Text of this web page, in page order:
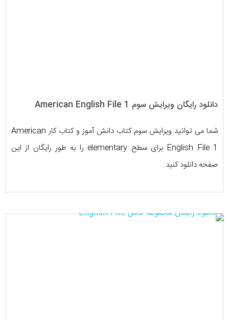
دانلود رایگان ویرایش سوم American English File 1
شما می توانید ویرایش سوم کتاب دانش آموز و کتاب کار American
English File 1 برای سطح elementary را به طور رایگان از این
صفحه دانلود کنید.